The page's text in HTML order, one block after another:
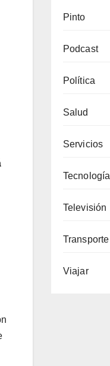
Pinto
Podcast
Política
Salud
Servicios
Tecnología
Televisión
Transporte
Viajar